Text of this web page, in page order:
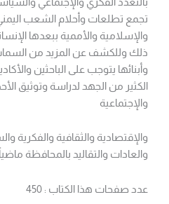
تجمع تطلعات وأحلام الشعب
والإسلامية والأممية ببعدها
ذلك وللكشف عن المزيد من السمات
وأبنائها يتوجب على الباحثين
الكثير من الجهد لدراسة وتوثيق
والإجتماعية
والإقتصادية والثقافية والفكرية
والعادات والتقاليد بالمحافظة
عدد صفحات هذا الكتاب : 450